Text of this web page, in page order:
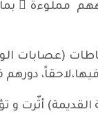
مملوءة
أثّرت و